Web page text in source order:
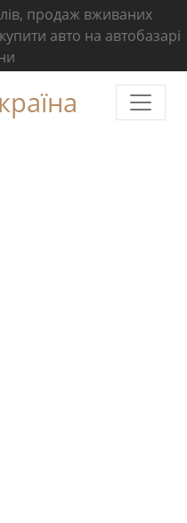
продаж вживаних
авто на автобазарі